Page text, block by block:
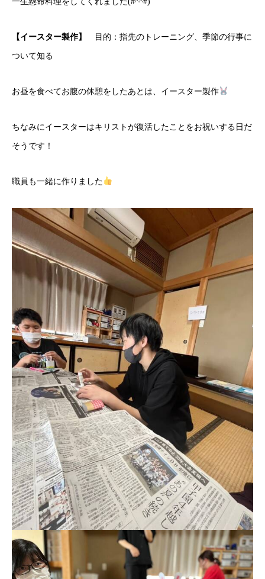
【イースター製作】 目的：指先のトレーニング、季節の行事に
ついて知る
お昼を食べてお腹の休憩をしたあとは、イースター製作
ちなみにイースターはキリストが復活したことをお祝いする日だ
そうです！
職員も一緒に作りました